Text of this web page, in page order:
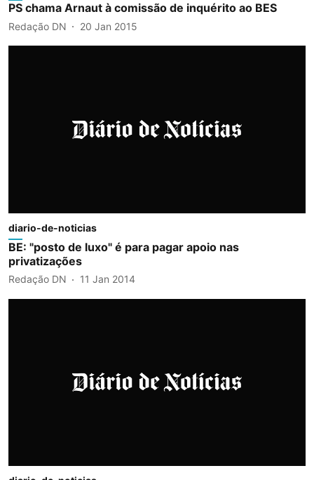
PS chama Arnaut à comissão de inquérito ao BES
Redação DN 20 Jan 2015
diario-de-noticias
BE: "posto de luxo" é para pagar apoio nas
privatizações
Redação DN 11 Jan 2014